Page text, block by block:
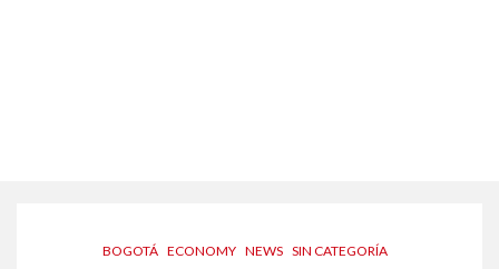
BOGOTÁ ECONOMY NEWS SIN CATEGORÍA